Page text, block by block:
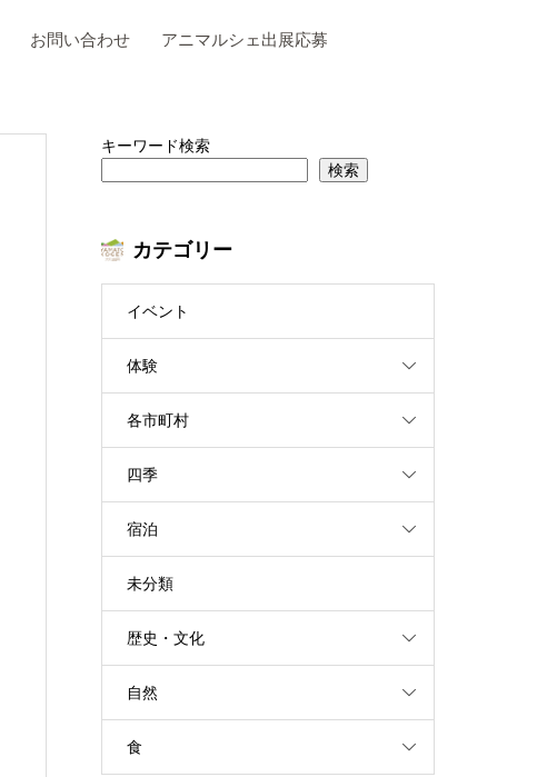
お問い合わせ アニマルシェ出展応募
キーワード検索
検索
カテゴリー
イベント
体験
各市町村
四季
宿泊
未分類
歴史・文化
自然
食